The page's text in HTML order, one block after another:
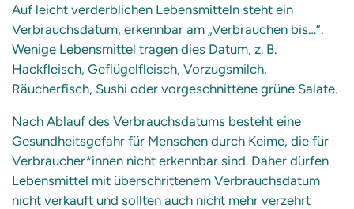
Auf leicht verderblichen Lebensmitteln steht ein
Verbrauchsdatum, erkennbar am „Verbrauchen bis…“.
Wenige Lebensmittel tragen dies Datum, z. B.
Hackfleisch, Geflügelfleisch, Vorzugsmilch,
Räucherfisch, Sushi oder vorgeschnittene grüne Salate.
Nach Ablauf des Verbrauchsdatums besteht eine
Gesundheitsgefahr für Menschen durch Keime, die für
Verbraucher*innen nicht erkennbar sind. Daher dürfen
Lebensmittel mit überschrittenem Verbrauchsdatum
nicht verkauft und sollten auch nicht mehr verzehrt